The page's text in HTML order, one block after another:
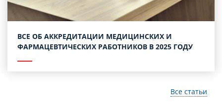
ВСЕ ОБ АККРЕДИТАЦИИ МЕДИЦИНСКИХ И
ФАРМАЦЕВТИЧЕСКИХ РАБОТНИКОВ В 2025 ГОДУ
Все статьи